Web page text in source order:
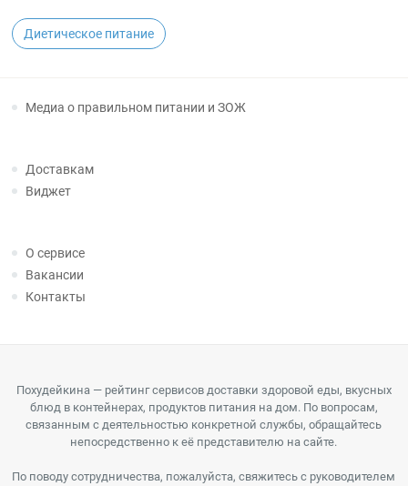
Диетическое питание
Медиа о правильном питании и ЗОЖ
Доставкам
Виджет
О сервисе
Вакансии
Контакты
Похудейкина — рейтинг сервисов доставки здоровой еды, вкусных
блюд в контейнерах, продуктов питания на дом. По вопросам,
связанным с деятельностью конкретной службы, обращайтесь
непосредственно к её представителю на сайте.
По поводу сотрудничества, пожалуйста, свяжитесь с руководителем